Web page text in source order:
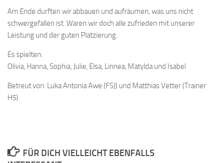
Am Ende durften wir abbauen und aufräumen, was uns nicht
schwergefallen ist. Waren wir doch alle zufrieden mit unserer
Leistung und der guten Platzierung.
Es spielten:
Olivia, Hanna, Sophia, Julie, Elsa, Linnea, Matylda und Isabel
Betreut von: Luka Antonia Awe (FSJ) und Matthias Vetter (Trainer
H5)
FÜR DICH VIELLEICHT EBENFALLS